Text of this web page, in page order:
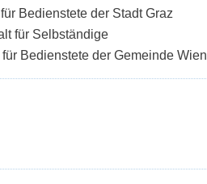
Bedienstete der Stadt Graz
für Selbständige
Bedienstete der Gemeinde Wien